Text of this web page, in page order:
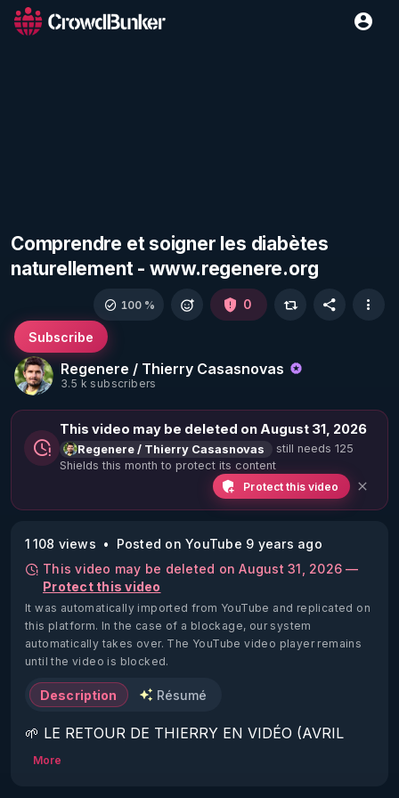
Comprendre et soigner les diabètes
naturellement - www.regenere.org
Regenere / Thierry Casasnovas
3.5 k subscribers
Subscribe
100 % 0
This video may be deleted on August 31, 2026
Regenere / Thierry Casasnovas
still needs 125
Shields this month to protect its content
Protect this video
1 108 views
Posted on YouTube 9 years ago
This video may be deleted on August 31, 2026 —
Protect this video
It was automatically imported from YouTube and replicated on
this platform. In the case of a blockage, our system
automatically takes over. The YouTube video player remains
until the video is blocked.
Description Résumé
🌱 LE RETOUR DE THIERRY EN VIDÉO (AVRIL
2022)!
More